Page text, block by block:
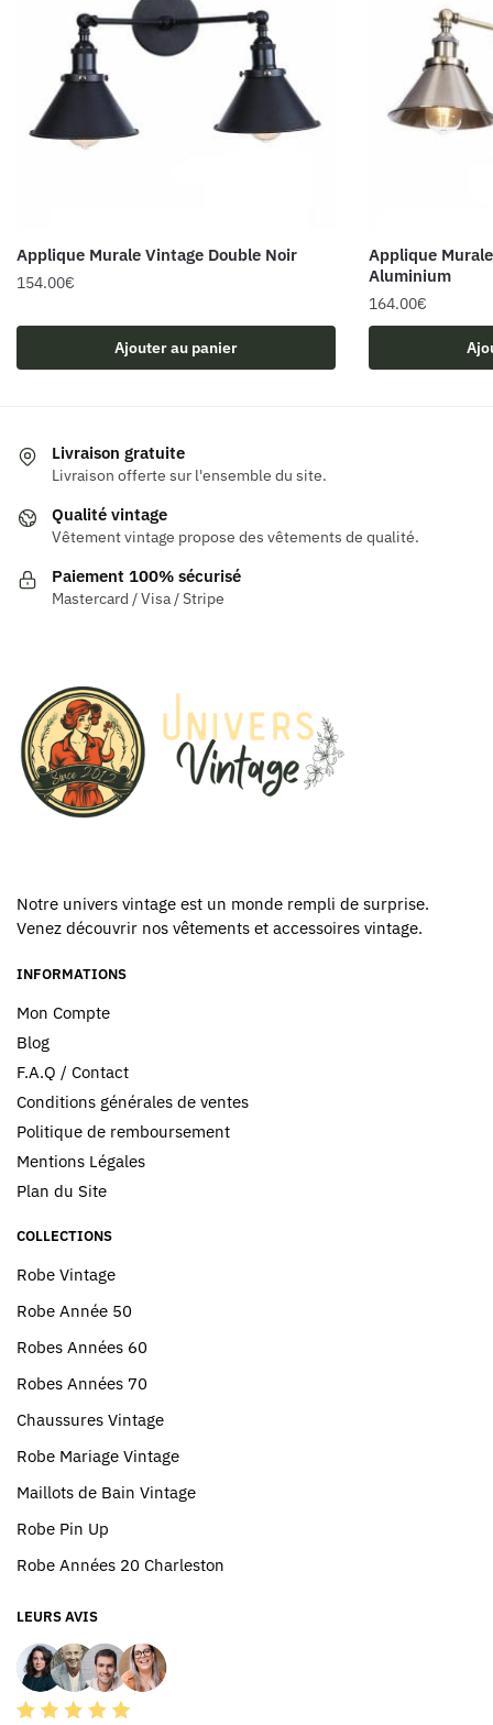
Applique Murale Vintage Double Noir
154.00€
Ajouter au panier
Applique
Aluminium
164.00€
Livraison gratuite
Livraison offerte sur l'ensemble du site.
Qualité vintage
Vêtement vintage propose des vêtements de qualité.
Paiement 100% sécurisé
Mastercard / Visa / Stripe
Notre univers vintage est un monde rempli de surprise.
Venez découvrir nos vêtements et accessoires vintage.
INFORMATIONS
Mon Compte
Blog
F.A.Q / Contact
Conditions générales de ventes
Politique de remboursement
Mentions Légales
Plan du Site
COLLECTIONS
Robe Vintage
Robe Année 50
Robes Années 60
Robes Années 70
Chaussures Vintage
Robe Mariage Vintage
Maillots de Bain Vintage
Robe Pin Up
Robe Années 20 Charleston
LEURS AVIS